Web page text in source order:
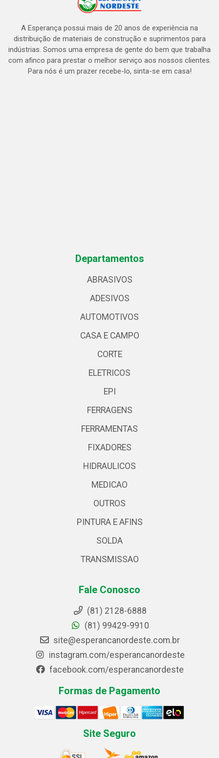
A Esperança possui mais de 20 anos de experiência na
distribuição de materiais de construção e suprimentos para
indústrias. Somos uma empresa de gente do bem que trabalha
com afinco para prestar o melhor serviço aos nossos clientes.
Para nós é um prazer recebe-lo, sinta-se em casa!
Departamentos
ABRASIVOS
ADESIVOS
AUTOMOTIVOS
CASA E CAMPO
CORTE
ELETRICOS
EPI
FERRAGENS
FERRAMENTAS
FIXADORES
HIDRAULICOS
MEDICAO
OUTROS
PINTURA E AFINS
SOLDA
TRANSMISSAO
Fale Conosco
(81) 2128-6888
(81) 99429-9910
site@esperancanordeste.com.br
instagram.com/esperancanordeste
facebook.com/esperancanordeste
Formas de Pagamento
Site Seguro